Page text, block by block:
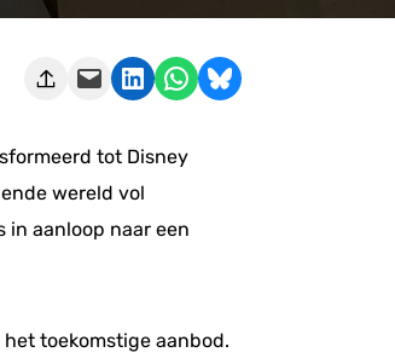
Deze pagina e-mailen Delen op LinkedIn Delen via WhatsApp Share on Bluesky
tot Disney
wereld vol
in aanloop naar een
toekomstige aanbod.